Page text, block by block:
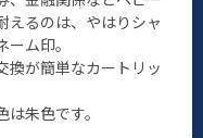
えるのは、やはりシャ
ーム印。
換が簡単なカートリッ
は朱色です。